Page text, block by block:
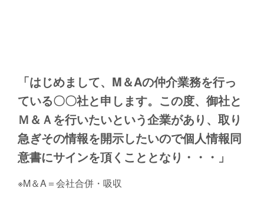
「はじめまして、M＆Aの仲介業務を行っ
ている〇〇社と申します。この度、御社と
Ｍ＆Ａを行いたいという企業があり、取り
急ぎその情報を開示したいので個人情報同
意書にサインを頂くこととなり・・・」
※M＆A＝会社合併・吸収